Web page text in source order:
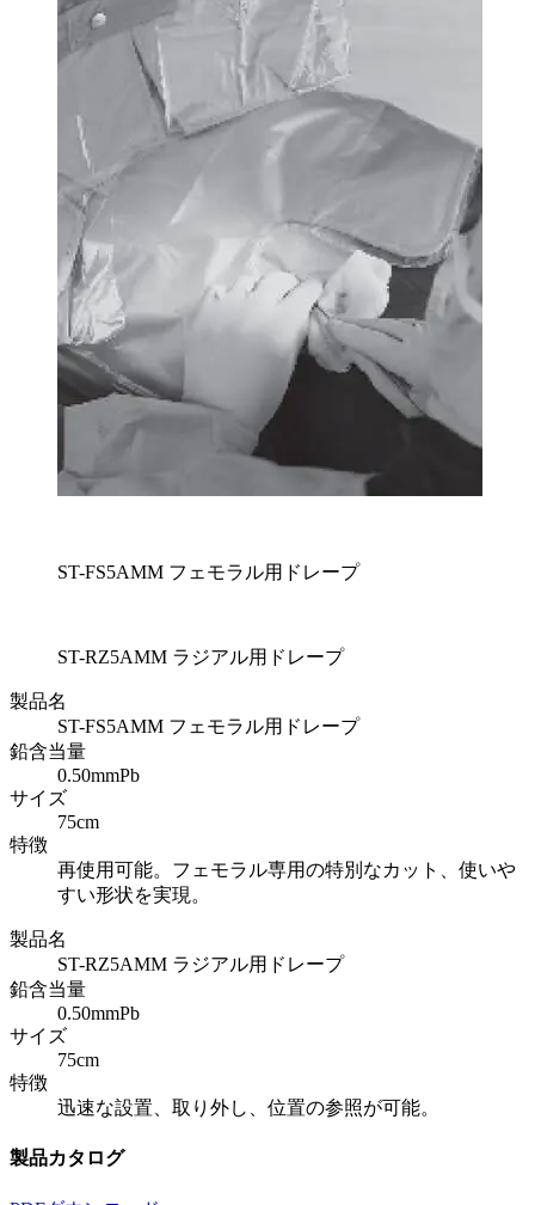
ST-FS5AMM フェモラル用ドレープ
ST-RZ5AMM ラジアル用ドレープ
製品名
ST-FS5AMM フェモラル用ドレープ
鉛含当量
0.50mmPb
サイズ
75cm
特徴
再使用可能。フェモラル専用の特別なカット、使いや
すい形状を実現。
製品名
ST-RZ5AMM ラジアル用ドレープ
鉛含当量
0.50mmPb
サイズ
75cm
特徴
迅速な設置、取り外し、位置の参照が可能。
製品カタログ